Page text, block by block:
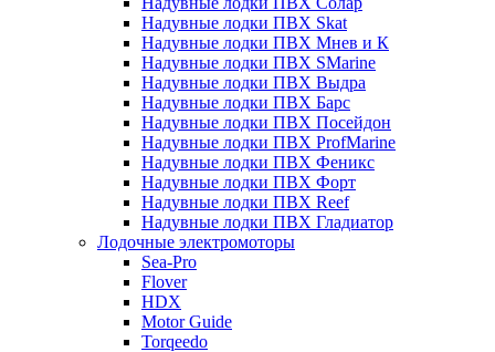
Надувные лодки ПВХ Skat
Надувные лодки ПВХ Мнев и К
Надувные лодки ПВХ SMarine
Надувные лодки ПВХ Выдра
Надувные лодки ПВХ Барс
Надувные лодки ПВХ Посейдон
Надувные лодки ПВХ ProfMarine
Надувные лодки ПВХ Феникс
Надувные лодки ПВХ Форт
Надувные лодки ПВХ Reef
Надувные лодки ПВХ Гладиатор
Лодочные электромоторы
Sea-Pro
Flover
HDX
Motor Guide
Torqeedo